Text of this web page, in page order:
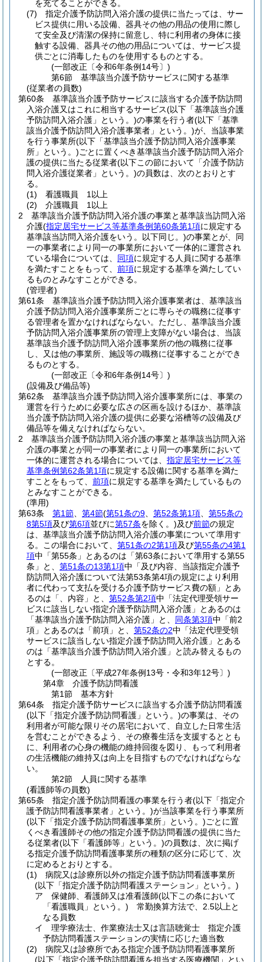
を充てることができる。
(7)
指定介護予防訪問入浴介護の提供に当たっては、サー
ビス提供に用いる設備、器具その他の用品の使用に際し
て安全及び清潔の保持に留意し、特に利用者の身体に接
触する設備、器具その他の用品については、サービス提
供ごとに消毒したものを使用するものとする。
(一部改正〔令和6年条例14号〕)
第6節
基準該当介護予防サービスに関する基準
(従業者の員数)
第60条
基準該当介護予防サービスに該当する介護予防訪問
入浴介護又はこれに相当するサービス(以下「基準該当介護
予防訪問入浴介護」という。)の事業を行う者(以下「基準
該当介護予防訪問入浴介護事業者」という。)が、当該事業
を行う事業所(以下「基準該当介護予防訪問入浴介護事業
所」という。)ごとに置くべき基準該当介護予防訪問入浴介
護の提供に当たる従業者(以下この節において「介護予防訪
問入浴介護従業者」という。)の員数は、次のとおりとす
る。
(1)
看護職員 1以上
(2)
介護職員 1以上
2
基準該当介護予防訪問入浴介護の事業と基準該当訪問入浴
介護(指定居宅サービス等基準条例第60条第1項に規定する
基準該当訪問入浴介護をいう。以下同じ。)の事業とが、同
一の事業者により同一の事業所において一体的に運営され
ている場合については、 同項に規定する人員に関する基準
を満たすことをもって、 前項に規定する基準を満たしてい
るものとみなすことができる。
(管理者)
第61条
基準該当介護予防訪問入浴介護事業者は、基準該当
介護予防訪問入浴介護事業所ごとに専らその職務に従事す
る管理者を置かなければならない。 ただし、基準該当介護
予防訪問入浴介護事業所の管理上支障がない場合は、当該
基準該当介護予防訪問入浴介護事業所の他の職務に従事
し、又は他の事業所、施設等の職務に従事することができ
るものとする。
(一部改正〔令和6年条例14号〕)
(設備及び備品等)
第62条
基準該当介護予防訪問入浴介護事業所には、事業の
運営を行うために必要な広さの区画を設けるほか、基準該
当介護予防訪問入浴介護の提供に必要な浴槽等の設備及び
備品等を備えなければならない。
2
基準該当介護予防訪問入浴介護の事業と基準該当訪問入浴
介護の事業とが同一の事業者により同一の事業所において
一体的に運営される場合については、 指定居宅サービス等
基準条例第62条第1項に規定する設備に関する基準を満た
すことをもって、 前項に規定する基準を満たしているもの
とみなすことができる。
(準用)
第63条
第1節 第4節(第51条の9 第52条第1項
第55条の
8第5項及び第6項並びに第57条を除く。)及び前節の規定
は、基準該当介護予防訪問入浴介護の事業について準用す
る。
この場合において、 第51条の2第1項及び第55条の4第1
項中「第55条」とあるのは「第63条において準用する第55
条」と、 第51条の13第1項中「及び内容、当該指定介護予
防訪問入浴介護について法第53条第4項の規定により利用
者に代わって支払を受ける介護予防サービス費の額」とあ
るのは「、内容」と、 第52条第2項中「法定代理受領サー
ビスに該当しない指定介護予防訪問入浴介護」とあるのは
「基準該当介護予防訪問入浴介護」と、 同条第3項中「前2
項」とあるのは「前項」と、 第52条の2中「法定代理受領
サービスに該当しない指定介護予防訪問入浴介護」とある
のは「基準該当介護予防訪問入浴介護」と読み替えるもの
とする。
(一部改正〔平成27年条例13号・令和3年12号〕)
第4章
介護予防訪問看護
第1節
基本方針
第64条
指定介護予防サービスに該当する介護予防訪問看護
(以下「指定介護予防訪問看護」という。)の事業は、その
利用者が可能な限りその居宅において、自立した日常生活
を営むことができるよう、その療養生活を支援するととも
に、利用者の心身の機能の維持回復を図り、もって利用者
の生活機能の維持又は向上を目指すものでなければならな
い。
第2節
人員に関する基準
(看護師等の員数)
第65条
指定介護予防訪問看護の事業を行う者(以下「指定介
護予防訪問看護事業者」という。)が当該事業を行う事業所
(以下「指定介護予防訪問看護事業所」という。)ごとに置
くべき看護師その他の指定介護予防訪問看護の提供に当た
る従業者(以下「看護師等」という。)の員数は、次に掲げ
る指定介護予防訪問看護事業所の種類の区分に応じて、次
に定めるとおりとする。
(1)
病院又は診療所以外の指定介護予防訪問看護事業所
(以下「指定介護予防訪問看護ステーション」という。)
ア
保健師、看護師又は准看護師(以下この条において
「看護職員」という。) 常勤換算方法で、2.5以上と
なる員数
イ
理学療法士、作業療法士又は言語聴覚士 指定介護
予防訪問看護ステーションの実情に応じた適当数
(2)
病院又は診療所である指定介護予防訪問看護事業所
(以下「指定介護予防訪問看護を担当する医療機関」とい